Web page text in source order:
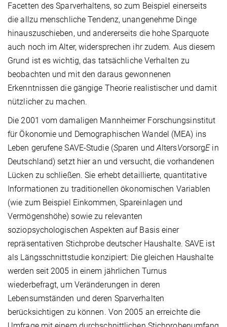
Facetten des Sparverhaltens, so zum Beispiel einerseits
die allzu menschliche Tendenz, unangenehme Dinge
hinauszuschieben, und andererseits die hohe Sparquote
auch noch im Alter, widersprechen ihr zudem. Aus diesem
Grund ist es wichtig, das tatsächliche Verhalten zu
beobachten und mit den daraus gewonnenen
Erkenntnissen die gängige Theorie realistischer und damit
nützlicher zu machen.
Die 2001 vom damaligen Mannheimer Forschungsinstitut
für Ökonomie und Demographischen Wandel (MEA) ins
Leben gerufene SAVE-Studie (Sparen und AltersVorsorgEin
Deutschland) setzt hier an und versucht, die vorhandenen
Lücken zu schließen. Sie erhebt detaillierte, quantitative
Informationen zu traditionellen ökonomischen Variablen
(wie zum Beispiel Einkommen, Spareinlagen und
Vermögenshöhe) sowie zu relevanten
soziopsychologischen Aspekten auf Basis einer
repräsentativen Stichprobe deutscher Haushalte. SAVE ist
als Längsschnittstudie konzipiert: Die gleichen Haushalte
werden seit 2005 in einem jährlichen Turnus
wiederbefragt, um Veränderungen in deren
Lebensumständen und deren Sparverhalten
berücksichtigen zu können. Von 2005 an erreichte die